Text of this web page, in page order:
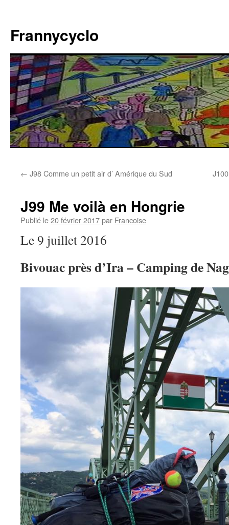
contenu
Frannycyclo
← J98 Comme un petit air d’ Amérique du Sud
J99 Me voilà en Hongrie
Publié le20 février 2017par Francoise
Le 9 juillet 2016
Bivouac près d’Ira – Camping de